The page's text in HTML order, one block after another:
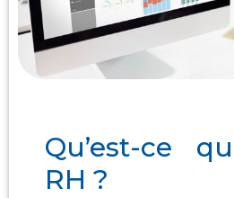
Qu’est-ce
RH ?